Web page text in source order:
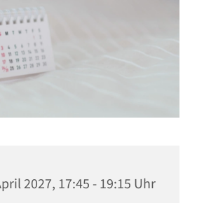
2027, 17:45 - 19:15 Uhr